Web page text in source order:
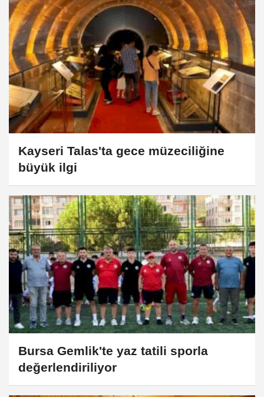
Kayseri Talas'ta gece müzeciliğine
büyük ilgi
Bursa Gemlik'te yaz tatili sporla
değerlendiriliyor